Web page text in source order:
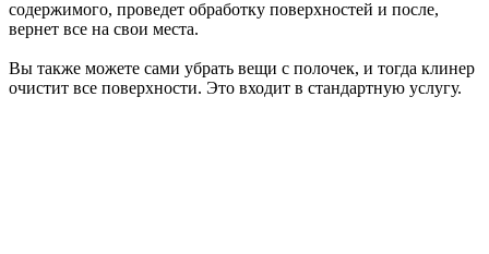
содержимого, проведет обработку поверхностей и после,
вернет все на свои места.
Вы также можете сами убрать вещи с полочек, и тогда клинер
очистит все поверхности. Это входит в стандартную услугу.